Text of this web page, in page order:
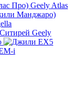
Geely Atlas
Geely
i